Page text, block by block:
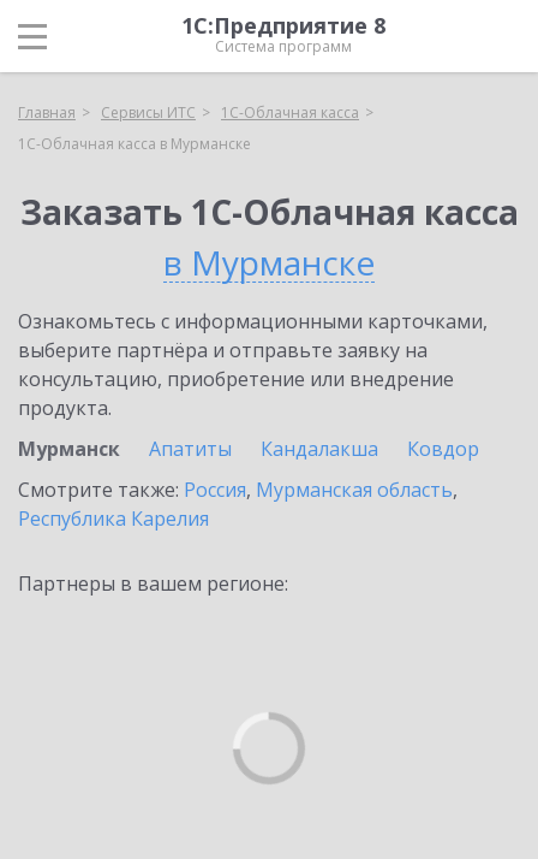
1С:Предприятие 8
Система программ
Главная Сервисы ИТС
1С-Облачная касса
1С-Облачная касса в Мурманске
Заказать 1С-Облачная касса
в Мурманске
Ознакомьтесь с информационными карточками,
выберите партнёра и отправьте заявку на
консультацию, приобретение или внедрение
продукта.
Мурманск
Апатиты Кандалакша
Ковдор
Смотрите также: Россия, Мурманская область,
Республика Карелия
Партнеры в вашем регионе: